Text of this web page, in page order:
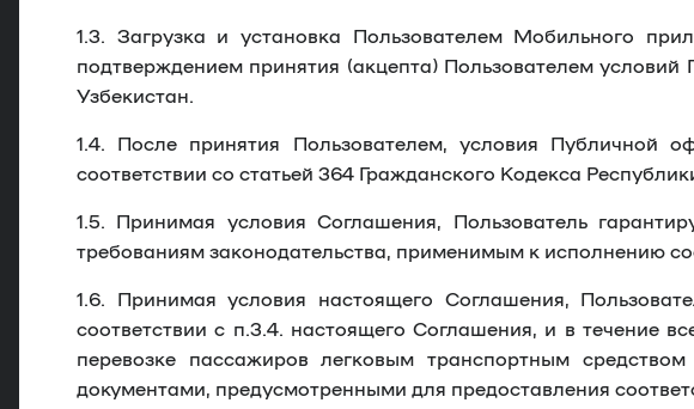
1.3.
Загрузка и установка Пользователем Мобильного
подтверждением принятия (акцепта) Пользователем
Узбекистан.
1.4.
После принятия Пользователем, условия Публичной
соответствии со статьей 364 Гражданского Кодекса
1.5.
Принимая условия Соглашения, Пользователь
требованиям законодательства, применимым к исполнению
1.6. Принимая условия настоящего Соглашения,
соответствии с п.3.4. настоящего Соглашения, и в течение
перевозке пассажиров легковым транспортным
документами, предусмотренными для предоставления